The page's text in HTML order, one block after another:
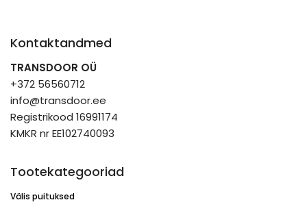
Kontaktandmed
TRANSDOOR OÜ
+372 56560712
info@transdoor.ee
Registrikood 16991174
KMKR nr EE102740093
Tootekategooriad
Välis puituksed